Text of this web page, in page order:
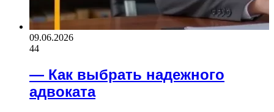
09.06.2026
44
— Как выбрать надежного
адвоката